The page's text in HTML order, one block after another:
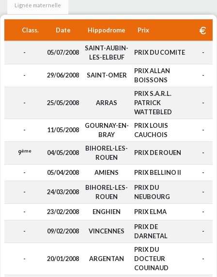
Lignée maternelle
Class. Date Hippodrome Prix
- 05/07/2008
SAINT-AUBIN-
LES-ELBEUF
PRIX DU COMITE -
- 29/06/2008 SAINT-OMER
PRIX ALLAN
BOISSONS
-
- 25/05/2008 ARRAS
PRIX S.A.R.L.
PATRICK
WATTEBLED
-
- 11/05/2008
GOURNAY-EN-
BRAY
PRIX LOUIS
CAUCHOIS
-
9ème 04/05/2008
BIHOREL-LES-
ROUEN
PRIX DE ROUEN -
- 05/04/2008 AMIENS PRIX BELLINO II -
- 24/03/2008
BIHOREL-LES-
ROUEN
PRIX DU
NEUBOURG
-
- 23/02/2008 ENGHIEN PRIX ELMA -
- 09/02/2008 VINCENNES
PRIX DE
DARNETAL
-
- 20/01/2008 ARGENTAN
PRIX DU
DOCTEUR
COUINAUD
-